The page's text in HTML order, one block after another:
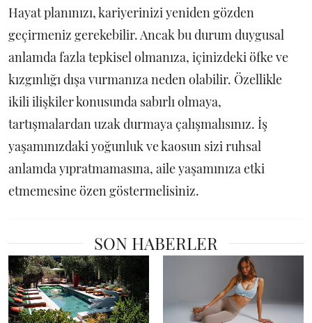
Hayat planınızı, kariyerinizi yeniden gözden
geçirmeniz gerekebilir. Ancak bu durum duygusal
anlamda fazla tepkisel olmanıza, içinizdeki öfke ve
kızgınlığı dışa vurmanıza neden olabilir. Özellikle
ikili ilişkiler konusunda sabırlı olmaya,
tartışmalardan uzak durmaya çalışmalısınız. İş
yaşamınızdaki yoğunluk ve kaosun sizi ruhsal
anlamda yıpratmamasına, aile yaşamınıza etki
etmemesine özen göstermelisiniz.
SON HABERLER